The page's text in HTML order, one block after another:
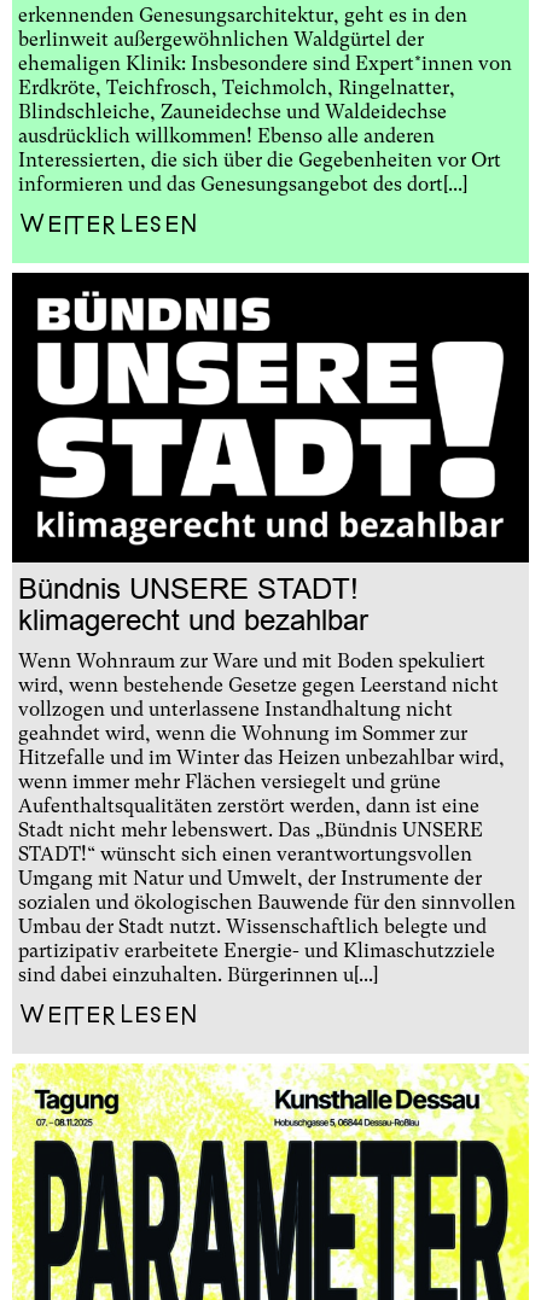
erkennenden Genesungsarchitektur, geht es in den
berlinweit außergewöhnlichen Waldgürtel der
ehemaligen Klinik: Insbesondere sind Expert*innen von
Erdkröte, Teichfrosch, Teichmolch, Ringelnatter,
Blindschleiche, Zauneidechse und Waldeidechse
ausdrücklich willkommen! Ebenso alle anderen
Interessierten, die sich über die Gegebenheiten vor Ort
informieren und das Genesungsangebot des dort[...]
Weiterlesen
Bündnis UNSERE STADT!
klimagerecht und bezahlbar
Wenn Wohnraum zur Ware und mit Boden spekuliert
wird, wenn bestehende Gesetze gegen Leerstand nicht
vollzogen und unterlassene Instandhaltung nicht
geahndet wird, wenn die Wohnung im Sommer zur
Hitzefalle und im Winter das Heizen unbezahlbar wird,
wenn immer mehr Flächen versiegelt und grüne
Aufenthaltsqualitäten zerstört werden, dann ist eine
Stadt nicht mehr lebenswert. Das „Bündnis UNSERE
STADT!“ wünscht sich einen verantwortungsvollen
Umgang mit Natur und Umwelt, der Instrumente der
sozialen und ökologischen Bauwende für den sinnvollen
Umbau der Stadt nutzt. Wissenschaftlich belegte und
partizipativ erarbeitete Energie- und Klimaschutzziele
sind dabei einzuhalten. Bürgerinnen u[...]
Weiterlesen